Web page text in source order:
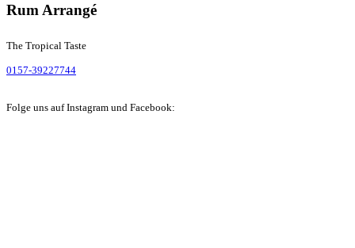
Rum Arrangé
The Tropical Taste
0157-39227744
Folge uns auf Instagram und Facebook: